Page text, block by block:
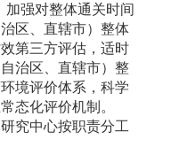
加强对整体通关时间
区、直辖市）整体
第三方评估，适时
治区、直辖市）整
境评价体系，科学
态化评价机制。
究中心按职责分工